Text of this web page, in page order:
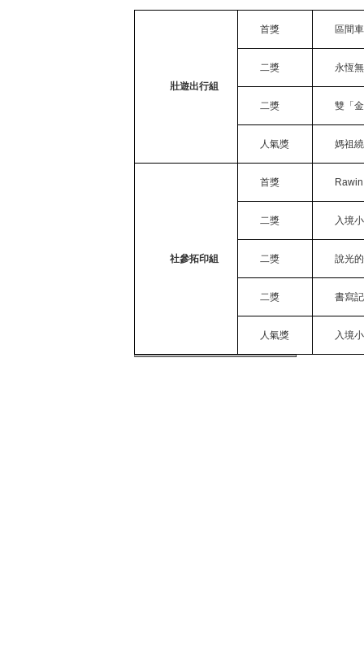
壯遊出行組
首獎 區間車
二獎 永恆
二獎 雙「
人氣獎 媽祖
社參拓印組
首獎
二獎 入境
二獎 說光
二獎 書寫
人氣獎 入境